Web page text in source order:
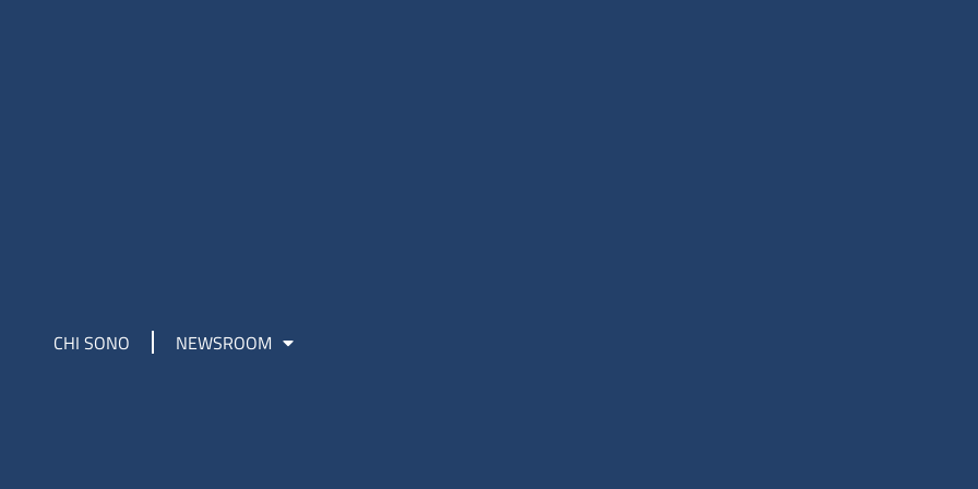
CHI SONO NEWSROOM